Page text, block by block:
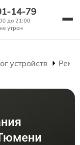
14-79
до 21:00
утром
устройств